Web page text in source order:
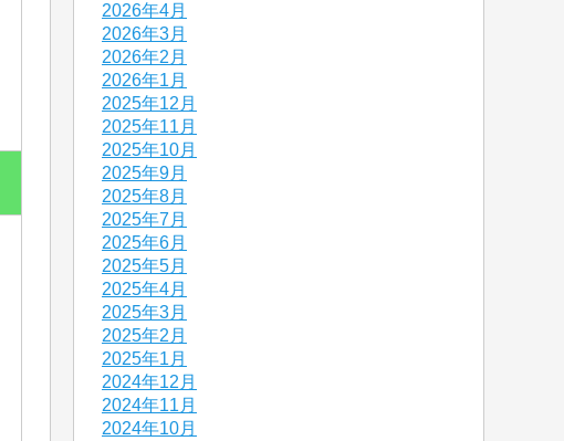
2026年4月
2026年3月
2026年2月
2026年1月
2025年12月
2025年11月
2025年10月
2025年9月
2025年8月
2025年7月
2025年6月
2025年5月
2025年4月
2025年3月
2025年2月
2025年1月
2024年12月
2024年11月
2024年10月